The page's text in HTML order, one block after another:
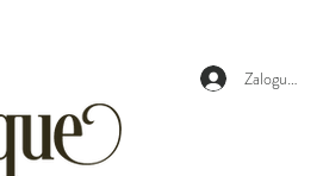
Zaloguj się